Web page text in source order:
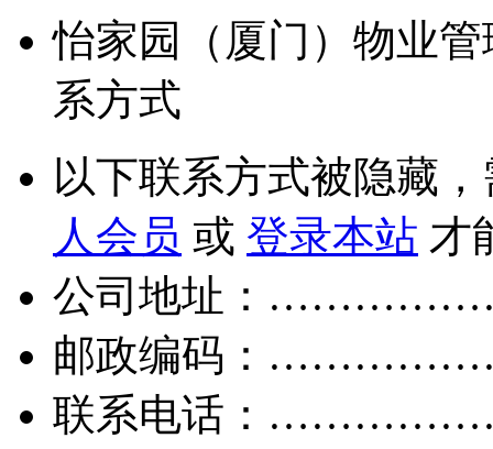
怡家园（厦门）物业
系方式
以下联系方式被隐藏
人会员 或 登录本站 才
公司地址：
邮政编码：
联系电话：